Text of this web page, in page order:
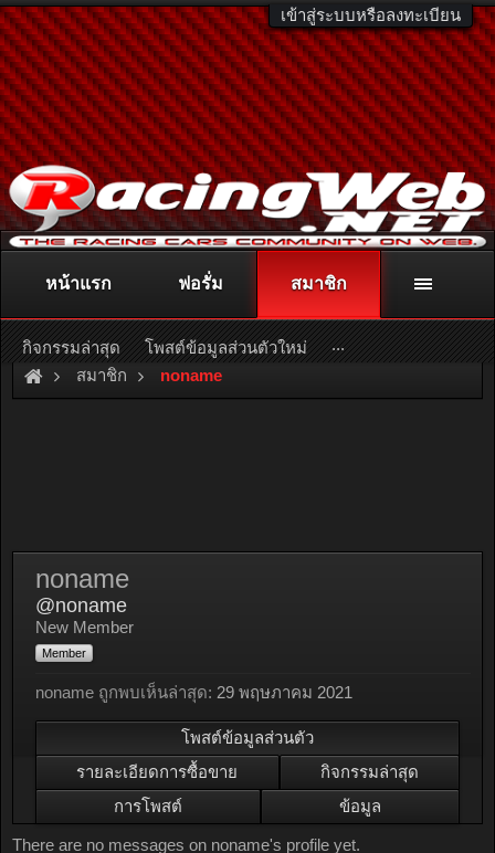
เข้าสู่ระบบหรือลงทะเบียน
ติดต่อลงโฆษณา racingweb@gmail.comหรือโทร. 081-811-1138
หรืออ่านรายละเอียดเพิ่มเติม คลิกที่นี่
สมาชิก noname
noname
@noname
New Member
Member
noname ถูกพบเห็นล่าสุด: 29 พฤษภาคม 2021
โพสต์ข้อมูลส่วนตัว
รายละเอียดการซื้อขาย
กิจกรรมล่าสุด
การโพสต์
ข้อมูล
There are no messages on noname's profile yet.
หน้าแรก ฟอรั่ม สมาชิก
กิจกรรมล่าสุด โพสต์ข้อมูลส่วนตัวใหม่ ...